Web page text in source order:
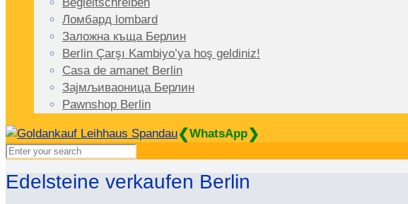
Ломбард lombard
Заложна къща Берлин
Berlin Çarşı Kambiyo’ya hoş geldiniz!
Casa de amanet Berlin
Зајмљиваоница Берлин
Pawnshop Berlin
❮WhatsApp❯
Edelsteine verkaufen Berlin